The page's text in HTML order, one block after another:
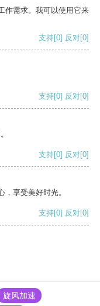
作需求。我可以使用它来
支持[0] 反对[0]
支持[0] 反对[0]
支持[0] 反对[0]
享受美好时光。
支持[0] 反对[0]
旋风加速